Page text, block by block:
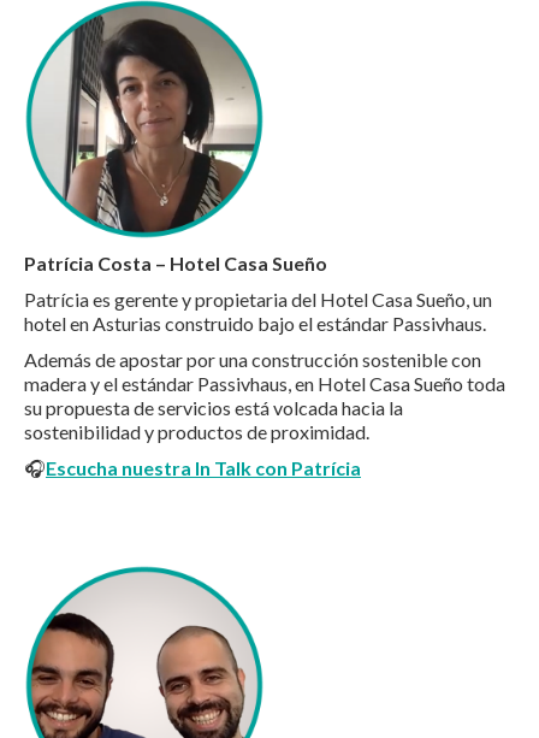
Patrícia Costa – Hotel Casa Sueño
Patrícia es gerente y propietaria del Hotel Casa Sueño, un
hotel en Asturias construido bajo el estándar Passivhaus.
Además de apostar por una construcción sostenible con
madera y el estándar Passivhaus, en Hotel Casa Sueño toda
su propuesta de servicios está volcada hacia la
sostenibilidad y productos de proximidad.
🎧Escucha nuestra In Talk con Patrícia